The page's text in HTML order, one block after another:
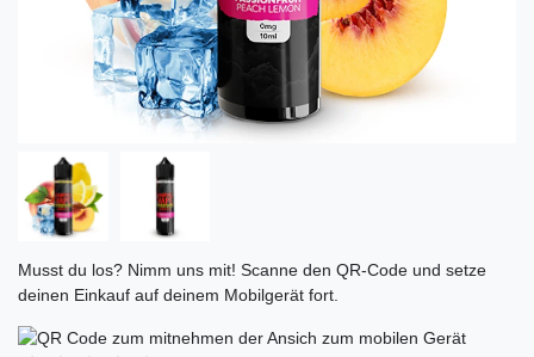
Musst du los? Nimm uns mit! Scanne den QR-Code und setze
deinen Einkauf auf deinem Mobilgerät fort.